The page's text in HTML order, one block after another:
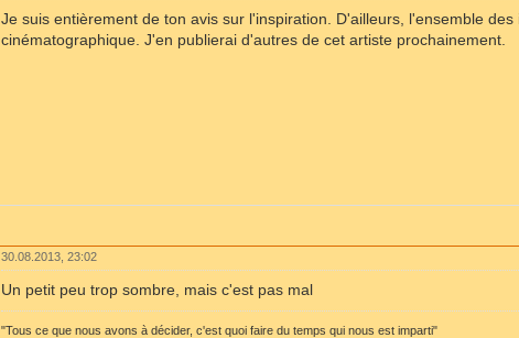
Je suis entièrement de ton avis sur l'inspiration. D'ailleurs, l'ensemble
cinématographique. J'en publierai d'autres de cet artiste prochainement.
30.08.2013, 23:02
Un petit peu trop sombre, mais c'est pas mal
"Tous ce que nous avons à décider, c'est quoi faire du temps qui nous est imparti"